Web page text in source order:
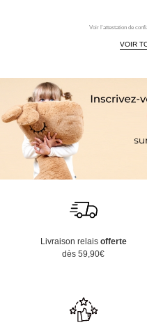
Voir l'attestation de
VOIR
Livraison relais offerte
dès 59,90€